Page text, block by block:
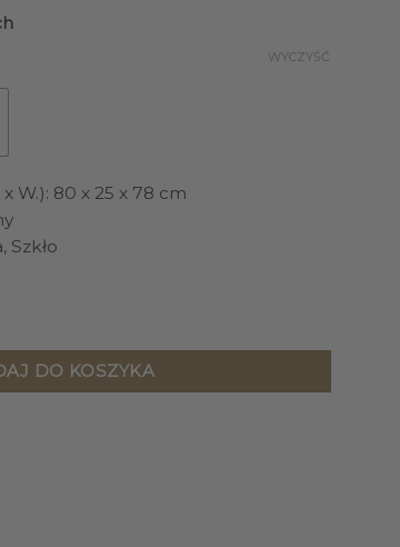
WYCZYŚĆ
W.): 80 x 25 x 78 cm
Szkło
szkło złota rama glamour
DO KOSZYKA